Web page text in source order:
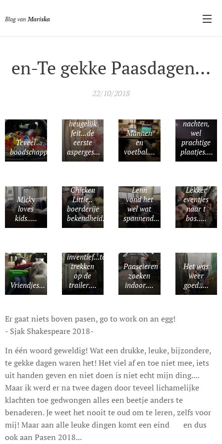
Blog van Mariska
en-Te gekke Paasdagen...
22/10/2018
Teveel
boodschappen...uiteraard..
heugelijk
feit...de
eerste
asperges...
Mannen
en
voetbal....
nachten,
wel
prachtige
plaatjes....
Micky
loves
kids.....
Chicken
Little..
boerderije
bekendheid...
Lenn
vond het
wel wat
spannend...
Lekker
eventjes
naar t
bos.....
Vriendjes...
inventief...touwtje
trekken
op de
trailer....
Paaseieren
zoeken
indoor....
Het was
weer
goed.....
Er gaat niets boven pasen, go to work on an egg!
- Sjak Shakespeare 2018-
In één woord geweldig! Wat een drukke, leuke, bijzondere,
te gekke dagen waren het! Het viel af en toe niet mee, iets
uit handen geven en niet doen is niet echt mijn ding....
Maar ik werd er na twee dagen door teveel lichamelijke
klachten toe gedwongen alles een beetje anders te
benaderen. Je weet het nooit te oud om te leren, zelfs voor
mij! Maar aan alle leuke dingen komt een eind 😊 en dus
ook aan Pasen 2018...